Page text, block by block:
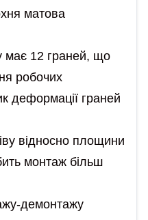
матова
має 12 граней, що
робочих
деформації граней
відносно площини
монтаж більш
демонтажу